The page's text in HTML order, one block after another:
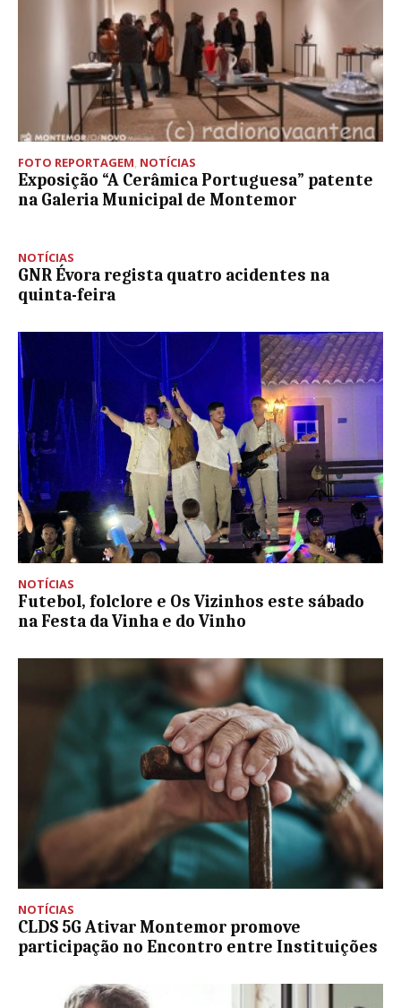
FOTO REPORTAGEM, NOTÍCIAS
Exposição “A Cerâmica Portuguesa” patente
na Galeria Municipal de Montemor
NOTÍCIAS
GNR Évora regista quatro acidentes na
quinta-feira
NOTÍCIAS
Futebol, folclore e Os Vizinhos este sábado
na Festa da Vinha e do Vinho
NOTÍCIAS
CLDS 5G Ativar Montemor promove
participação no Encontro entre Instituições